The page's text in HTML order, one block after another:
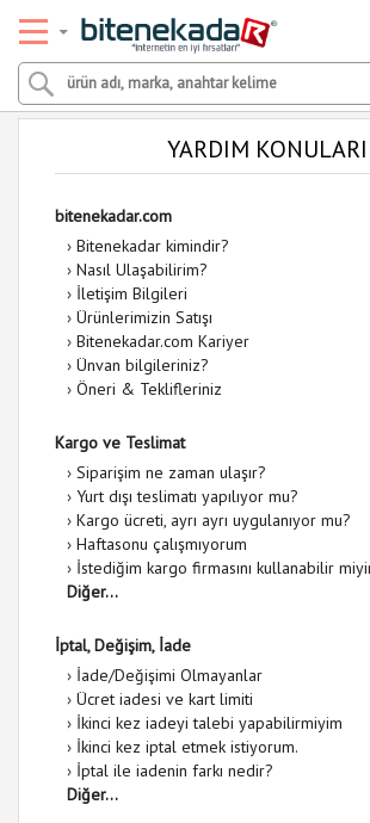
YARDIM KONULARI
bitenekadar.com
› Bitenekadar kimindir?
› Nasıl Ulaşabilirim?
› İletişim Bilgileri
› Ürünlerimizin Satışı
› Bitenekadar.com Kariyer
› Ünvan bilgileriniz?
› Öneri & Teklifleriniz
Kargo ve Teslimat
› Siparişim ne zaman ulaşır?
› Yurt dışı teslimatı yapılıyor mu?
› Kargo ücreti, ayrı ayrı uygulanıyor mu?
› Haftasonu çalışmıyorum
› İstediğim kargo firmasını kullanabilir
Diğer...
İptal, Değişim, İade
› İade/Değişimi Olmayanlar
› Ücret iadesi ve kart limiti
› İkinci kez iadeyi talebi yapabilirmiyim
› İkinci kez iptal etmek istiyorum.
› İptal ile iadenin farkı nedir?
Diğer...